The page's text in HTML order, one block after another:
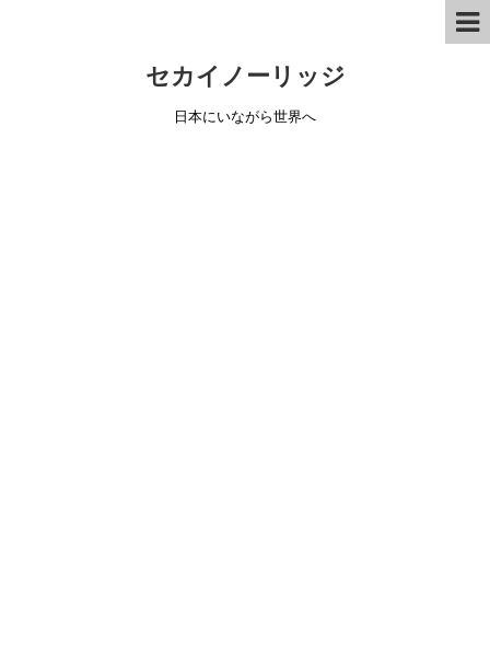
セカイノーリッジ
日本にいながら世界へ